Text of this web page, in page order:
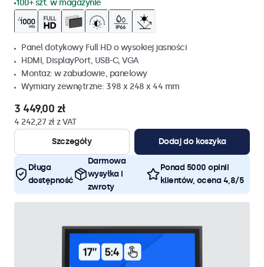
100+ szt. w magazynie
Panel dotykowy Full HD o wysokiej jasności
HDMI, DisplayPort, USB-C, VGA
Montaz: w zabudowie, panelowy
Wymiary zewnętrzne: 398 x 248 x 44 mm
3 449,00 zł
4 242,27 zł z VAT
Szczegóły
Dodaj do koszyka
Długa
dostępność
Darmowa
wysyłka i
zwroty
Ponad 5000 opinii
klientów, ocena 4,8/5